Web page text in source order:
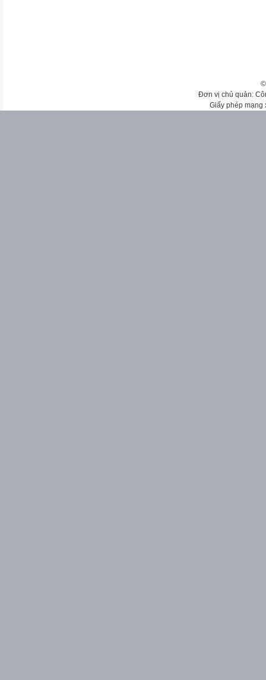
Đơn vị chủ quản:
Giấy phép mạng